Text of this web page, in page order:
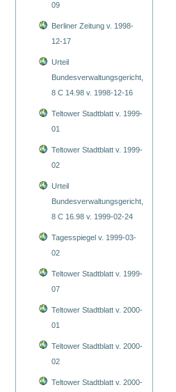
09
Berliner Zeitung v. 1998-
12-17
Urteil
Bundesverwaltungsgericht,
8 C 14.98 v. 1998-12-16
Teltower Stadtblatt v. 1999-
01
Teltower Stadtblatt v. 1999-
02
Urteil
Bundesverwaltungsgericht,
8 C 16.98 v. 1999-02-24
Tagesspiegel v. 1999-03-
02
Teltower Stadtblatt v. 1999-
07
Teltower Stadtblatt v. 2000-
01
Teltower Stadtblatt v. 2000-
02
Teltower Stadtblatt v. 2000-